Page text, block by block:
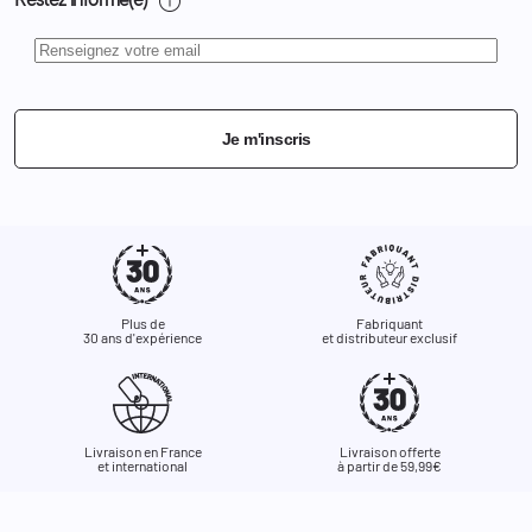
Je m'inscris
Plus de
30 ans d'expérience
Fabriquant
et distributeur exclusif
Livraison en France
et international
Livraison offerte
à partir de 59,99€